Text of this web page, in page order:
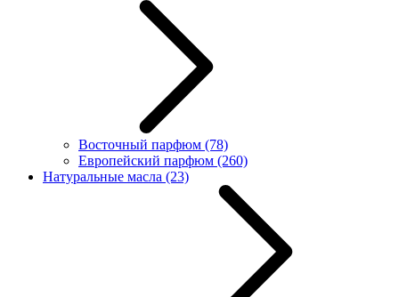
Восточный парфюм (78)
Европейский парфюм (260)
Натуральные масла (23)